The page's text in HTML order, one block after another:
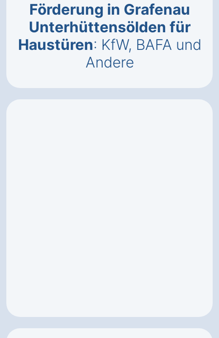
Förderung in Grafenau
Unterhüttensölden für
Haustüren: KfW, BAFA und
Andere